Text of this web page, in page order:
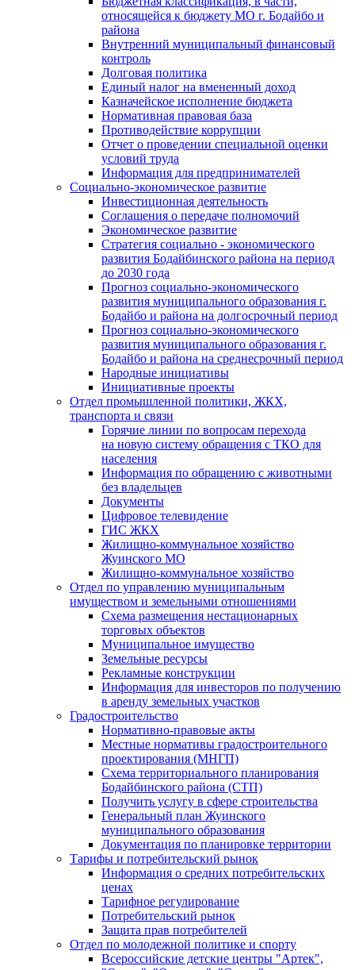
относящейся к бюджету МО г. Бодайбо и
района
Внутренний муниципальный финансовый
контроль
Долговая политика
Единый налог на вмененный доход
Казначейское исполнение бюджета
Нормативная правовая база
Противодействие коррупции
Отчет о проведении специальной оценки
условий труда
Информация для предпринимателей
Социально-экономическое развитие
Инвестиционная деятельность
Соглашения о передаче полномочий
Экономическое развитие
Стратегия социально - экономического
развития Бодайбинского района на период
до 2030 года
Прогноз социально-экономического
развития муниципального образования г.
Бодайбо и района на долгосрочный период
Прогноз социально-экономического
развития муниципального образования г.
Бодайбо и района на среднесрочный период
Народные инициативы
Инициативные проекты
Отдел промышленной политики, ЖКХ,
транспорта и связи
Горячие линии по вопросам перехода
на новую систему обращения с ТКО для
населения
Информация по обращению с животными
без владельцев
Документы
Цифровое телевидение
ГИС ЖКХ
Жилищно-коммунальное хозяйство
Жуинского МО
Жилищно-коммунальное хозяйство
Отдел по управлению муниципальным
имуществом и земельными отношениями
Схема размещения нестационарных
торговых объектов
Муниципальное имущество
Земельные ресурсы
Рекламные конструкции
Информация для инвесторов по получению
в аренду земельных участков
Градостроительство
Нормативно-правовые акты
Местные нормативы градостроительного
проектирования (МНГП)
Схема территориального планирования
Бодайбинского района (СТП)
Получить услугу в сфере строительства
Генеральный план Жуинского
муниципального образования
Документация по планировке территории
Тарифы и потребительский рынок
Информация о средних потребительских
ценах
Тарифное регулирование
Потребительский рынок
Защита прав потребителей
Отдел по молодежной политике и спорту
Всероссийские детские центры "Артек",